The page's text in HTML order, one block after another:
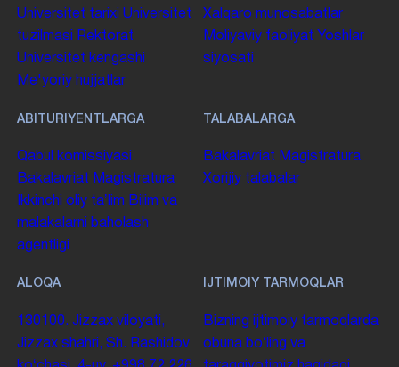
Universitet tarixi Universitet
tuzilmasi
Rektorat
Universitet kengashi
Me'yoriy hujjatlar
Xalqaro munosabatlar
Moliyaviy faoliyat Yoshlar
siyosati
ABITURIYENTLARGA
Qabul komissiyasi
Bakalavriat Magistratura
Ikkinchi oliy taʼlim Bilim va
malakalarni baholash
agentligi
TALABALARGA
Bakalavriat Magistratura
Xorijiy talabalar
ALOQA
130100. Jizzax viloyati,
Jizzax shahri, Sh. Rashidov
IJTIMOIY TARMOQLAR
Bizning ijtimoiy tarmoqlarda
obuna boʻling va